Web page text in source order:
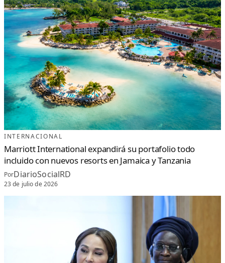
INTERNACIONAL
Marriott International expandirá su portafolio todo
incluido con nuevos resorts en Jamaica y Tanzania
PorDiarioSocialRD
23 de julio de 2026